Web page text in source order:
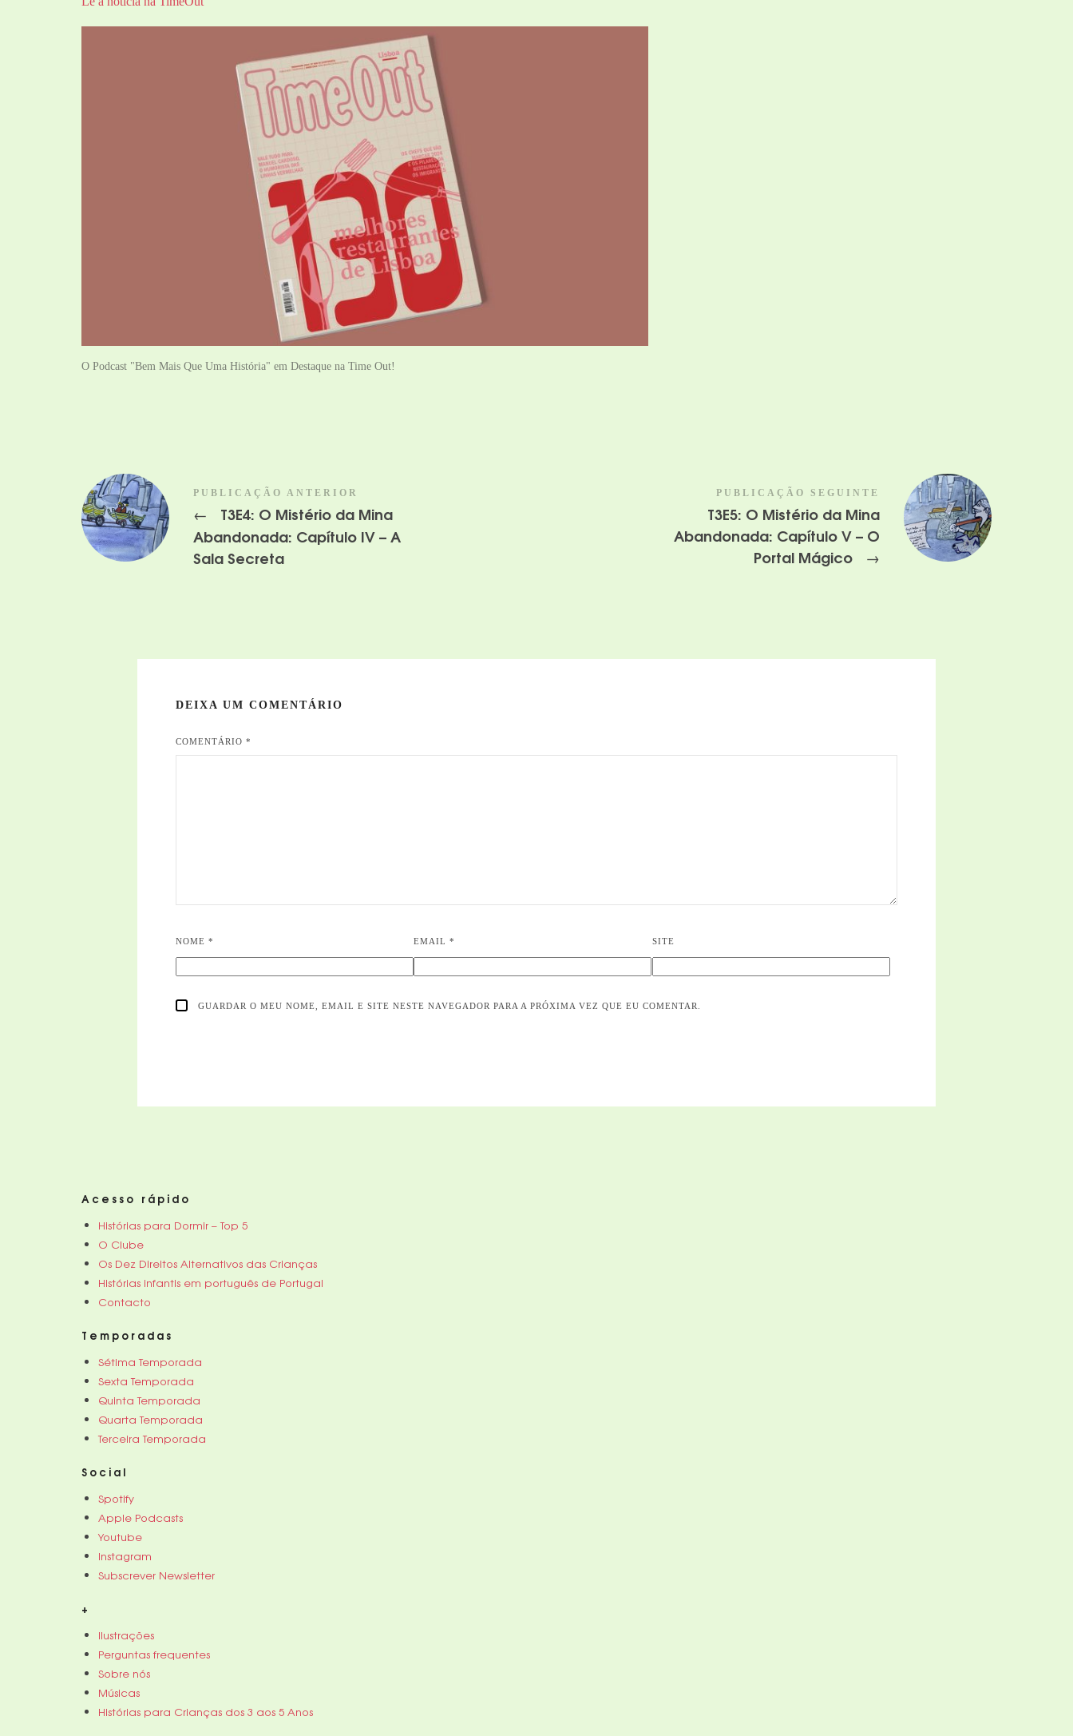
O Podcast "Bem Mais Que Uma História" em Destaque na Time Out!
PUBLICAÇÃO ANTERIOR
←
T3E4: O Mistério da Mina
Abandonada: Capítulo IV – A
Sala Secreta
PUBLICAÇÃO SEGUINTE
T3E5: O Mistério da Mina
Abandonada: Capítulo V – O
Portal Mágico
→
DEIXA UM COMENTÁRIO
COMENTÁRIO *
NOME * EMAIL* SITE
GUARDAR O MEU NOME, EMAIL E SITE NESTE NAVEGADOR PARA A PRÓXIMA VEZ QUE EU COMENTAR.
Acesso rápido
Histórias para Dormir – Top 5
O Clube
Os Dez Direitos Alternativos das Crianças
Histórias infantis em português de Portugal
Contacto
Temporadas
Sétima Temporada
Sexta Temporada
Quinta Temporada
Quarta Temporada
Terceira Temporada
Social
Spotify
Apple Podcasts
Youtube
Instagram
Subscrever Newsletter
+
Ilustrações
Perguntas frequentes
Sobre nós
Músicas
Histórias para Crianças dos 3 aos 5 Anos